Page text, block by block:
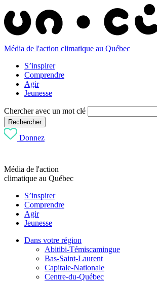
Média de l'action climatique au Québec
S’inspirer
Comprendre
Agir
Jeunesse
Chercher avec un mot clé
Rechercher
Donnez
Média de l'action
climatique au Québec
S’inspirer
Comprendre
Agir
Jeunesse
Dans votre région
Abitibi-Témiscamingue
Bas-Saint-Laurent
Capitale-Nationale
Centre-du-Québec